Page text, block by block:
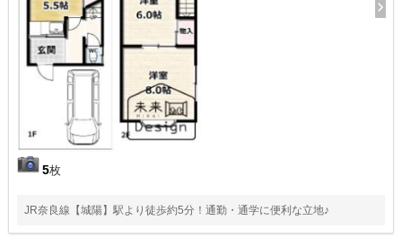
5枚
JR奈良線【城陽】駅より徒歩約5分！通勤・通学に便利な立地♪